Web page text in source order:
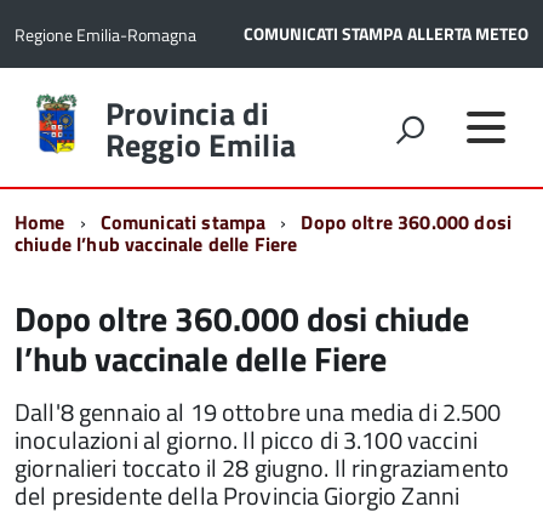
Regione Emilia-Romagna COMUNICATI STAMPAALLERTA METEO
Torna
alla
home
Provincia di
Reggio Emilia
Home Comunicati stampa Dopo oltre 360.000 dosi
chiude l’hub vaccinale delle Fiere
Dopo oltre 360.000 dosi chiude
l’hub vaccinale delle Fiere
Dall'8 gennaio al 19 ottobre una media di 2.500
inoculazioni al giorno. Il picco di 3.100 vaccini
giornalieri toccato il 28 giugno. Il ringraziamento
del presidente della Provincia Giorgio Zanni